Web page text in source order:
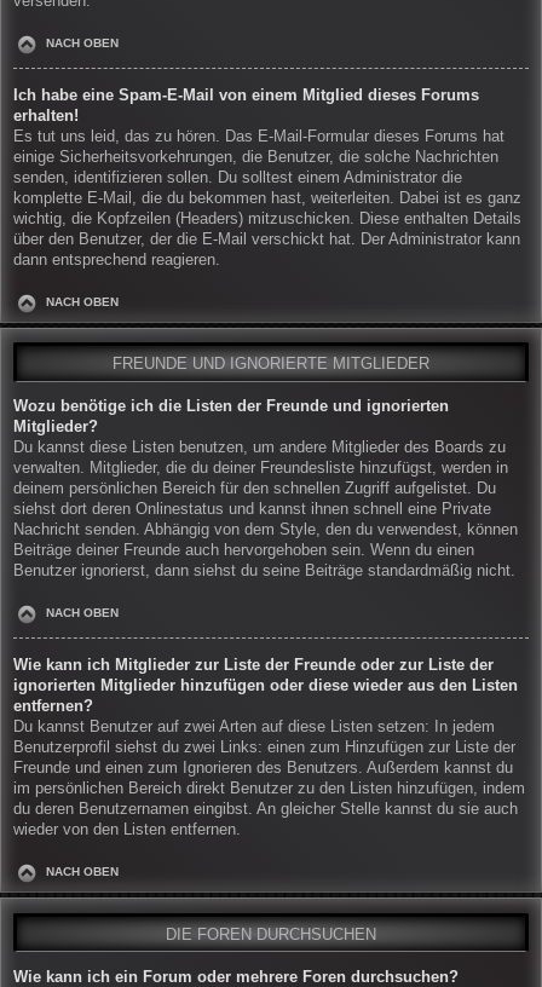
NACH OBEN
Ich habe eine Spam-E-Mail von einem Mitglied dieses Forums
erhalten!
Es tut uns leid, das zu hören. Das E-Mail-Formular dieses Forums hat
einige Sicherheitsvorkehrungen, die Benutzer, die solche Nachrichten
senden, identifizieren sollen. Du solltest einem Administrator die
komplette E-Mail, die du bekommen hast, weiterleiten. Dabei ist es ganz
wichtig, die Kopfzeilen (Headers) mitzuschicken. Diese enthalten Details
über den Benutzer, der die E-Mail verschickt hat. Der Administrator kann
dann entsprechend reagieren.
NACH OBEN
FREUNDE UND IGNORIERTE MITGLIEDER
Wozu benötige ich die Listen der Freunde und ignorierten
Mitglieder?
Du kannst diese Listen benutzen, um andere Mitglieder des Boards zu
verwalten. Mitglieder, die du deiner Freundesliste hinzufügst, werden in
deinem persönlichen Bereich für den schnellen Zugriff aufgelistet. Du
siehst dort deren Onlinestatus und kannst ihnen schnell eine Private
Nachricht senden. Abhängig von dem Style, den du verwendest, können
Beiträge deiner Freunde auch hervorgehoben sein. Wenn du einen
Benutzer ignorierst, dann siehst du seine Beiträge standardmäßig nicht.
NACH OBEN
Wie kann ich Mitglieder zur Liste der Freunde oder zur Liste der
ignorierten Mitglieder hinzufügen oder diese wieder aus den Listen
entfernen?
Du kannst Benutzer auf zwei Arten auf diese Listen setzen: In jedem
Benutzerprofil siehst du zwei Links: einen zum Hinzufügen zur Liste der
Freunde und einen zum Ignorieren des Benutzers. Außerdem kannst du
im persönlichen Bereich direkt Benutzer zu den Listen hinzufügen, indem
du deren Benutzernamen eingibst. An gleicher Stelle kannst du sie auch
wieder von den Listen entfernen.
NACH OBEN
DIE FOREN DURCHSUCHEN
Wie kann ich ein Forum oder mehrere Foren durchsuchen?